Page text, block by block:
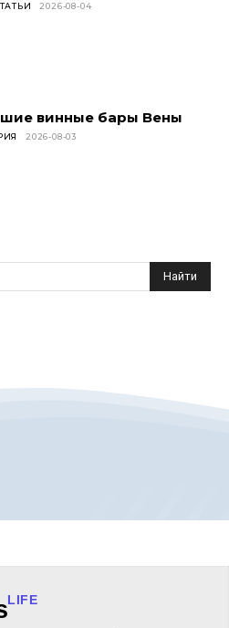
2026-08-04
винные бары Вены
2026-08-03
Найти
LIFE